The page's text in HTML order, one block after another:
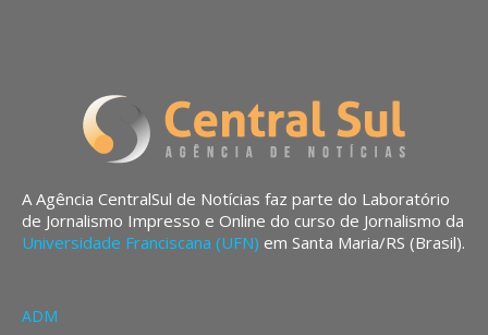
A Agência CentralSul de Notícias faz parte do Laboratório
de Jornalismo Impresso e Online do curso de Jornalismo da
Universidade Franciscana (UFN) em Santa Maria/RS (Brasil).
ADM